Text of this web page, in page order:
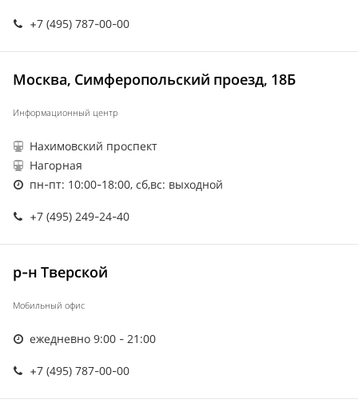
+7 (495) 787-00-00
Москва, Симферопольский проезд, 18Б
Информационный центр
Нахимовский проспект
Нагорная
пн-пт: 10:00-18:00, сб,вс: выходной
+7 (495) 249-24-40
р-н Тверской
Мобильный офис
ежедневно 9:00 - 21:00
+7 (495) 787-00-00